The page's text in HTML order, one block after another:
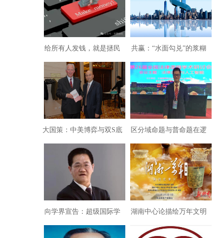
给所有人发钱，就是拯民
于水火走出内卷导向共富
道路
共赢：“水面勾兑”的浆糊
经济学
大国策：中美博弈与双S底
线思维
区分域命题与普命题在逻
辑上的必要性——对徐明
良“经典蕴涵怪论构成逻辑
悖论”的评论
向学界宣告：超级国际学
术难题“蕴涵怪论”已成功
湖南中心论描绘万年文明
史引激荡：“新古史辨”将